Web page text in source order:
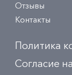
Отзывы
Контакты
Политика
Согласие